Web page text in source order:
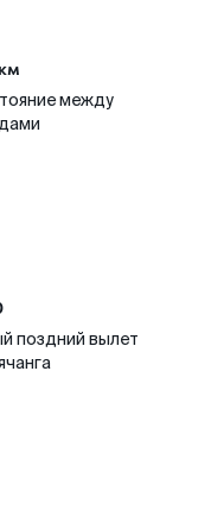
между
поздний вылет